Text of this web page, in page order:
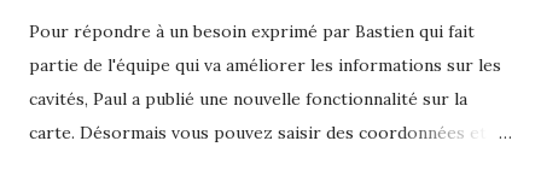
Pour répondre à un besoin exprimé par Bastien qui fait
partie de l'équipe qui va améliorer les informations sur les
cavités, Paul a publié une nouvelle fonctionnalité sur la
carte. Désormais vous pouvez saisir des coordonnées et